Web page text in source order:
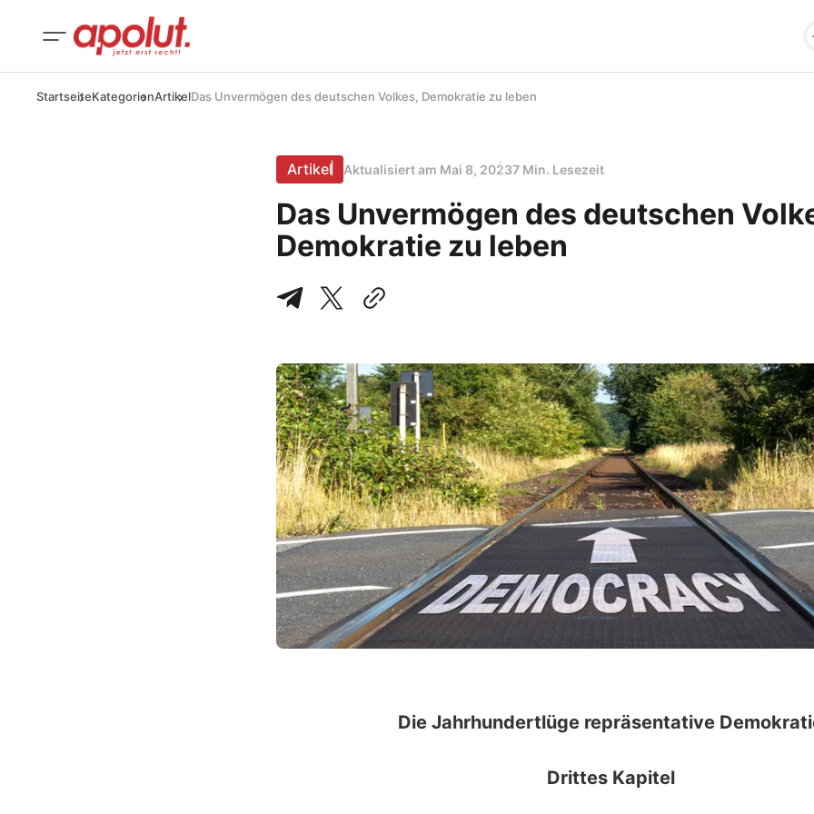
StartseiteKategorienArtikelDas Unvermögen des deutschen Volkes, Demokratie zu leben
Artikel Aktualisiert am Mai 8, 20237 Min. Lesezeit
Das Unvermögen des deutschen
Demokratie zu leben
Die Jahrhundertlüge repräsentative
Drittes Kapitel